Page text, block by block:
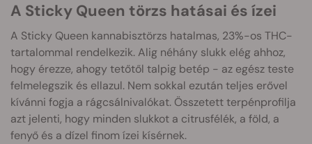
A Sticky Queen törzs hatásai és ízei
A Sticky Queen kannabisztörzs hatalmas, 23%-os THC-
tartalommal rendelkezik. Alig néhány slukk elég ahhoz,
hogy érezze, ahogy tetőtől talpig betép - az egész teste
felmelegszik és ellazul. Nem sokkal ezután teljes erővel
kívánni fogja a rágcsálnivalókat. Összetett terpénprofilja
azt jelenti, hogy minden slukkot a citrusfélék, a föld, a
fenyő és a dízel finom ízei kísérnek.